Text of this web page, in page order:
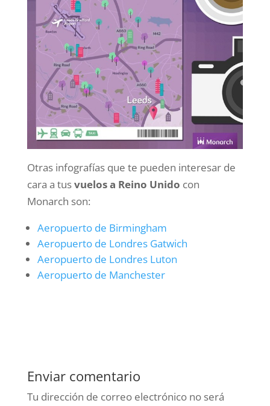
Otras infografías que te pueden interesar de
cara a tusvuelos a Reino Unido con
Monarch son:
Aeropuerto de Birmingham
Aeropuerto de Londres Gatwich
Aeropuerto de Londres Luton
Aeropuerto de Manchester
Enviar comentario
Tu dirección de correo electrónico no será